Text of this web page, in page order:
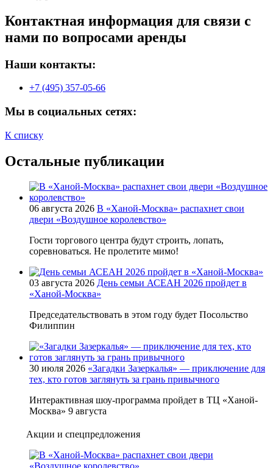
Контактная информация для связи с
нами по вопросами аренды
Наши контакты:
+7 (495) 357-05-66
Мы в социальных сетях:
К списку
Остальные публикации
06 августа 2026 В «Ханой-Москва» распахнет свои
двери «Воздушное королевство»
Гости торгового центра будут строить, лопать,
соревноваться. Не пролетите мимо!
03 августа 2026 День семьи АСЕАН 2026 пройдет в
«Ханой-Москва»
Председательствовать в этом году будет Посольство
Филиппин
30 июля 2026 «Загадки Зазеркалья» — приключение для
тех, кто готов заглянуть за грань привычного
Интерактивная шоу-программа пройдет в ТЦ «Ханой-
Москва» 9 августа
Акции и спецпредложения